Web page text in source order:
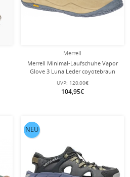
Merrell
Merrell Minimal-Laufschuhe Vapor
Glove 3 Luna Leder coyotebraun
Herren
UVP: 120,00€
104,95€
NEU